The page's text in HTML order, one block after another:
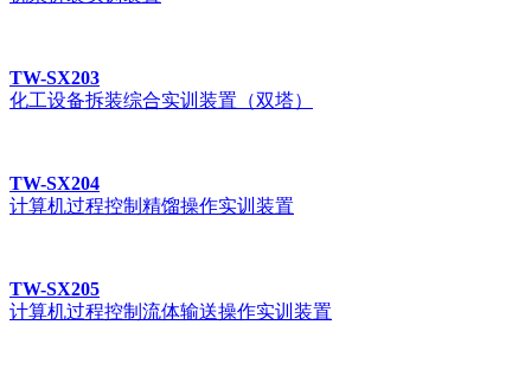
TW-SX203
化工设备拆装综合实训装置（双塔）
TW-SX204
计算机过程控制精馏操作实训装置
TW-SX205
计算机过程控制流体输送操作实训装置